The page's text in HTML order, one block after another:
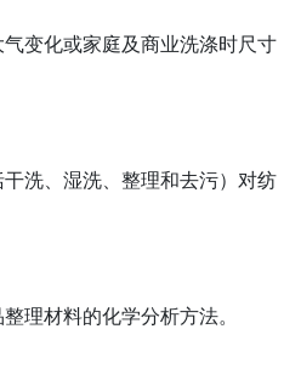
变化或家庭及商业洗涤时尺寸
洗、湿洗、整理和去污）对纺
理材料的化学分析方法。